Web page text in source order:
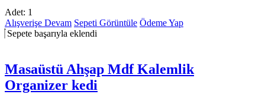
Adet: 1
Alışverişe Devam Sepeti Görüntüle Ödeme Yap
Sepete başarıyla eklendi
Masaüstü Ahşap Mdf Kalemlik
Organizer kedi